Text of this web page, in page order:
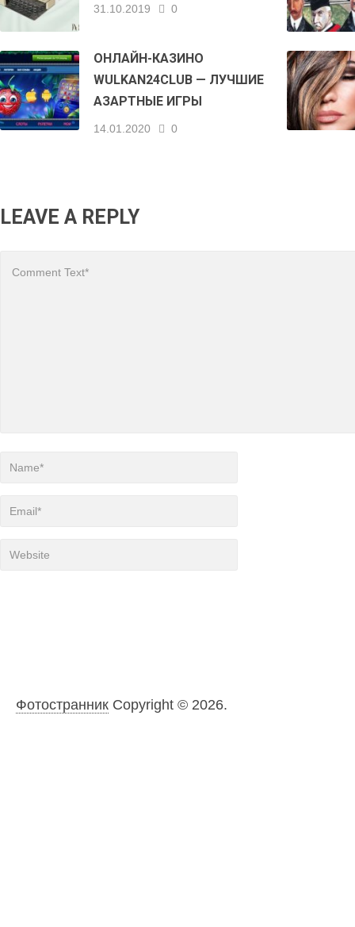
31.10.2019 0
ОНЛАЙН-КАЗИНО
WULKAN24CLUB — ЛУЧШИЕ
АЗАРТНЫЕ ИГРЫ
14.01.2020 0
LEAVE A REPLY
ФотостранникCopyright © 2026.